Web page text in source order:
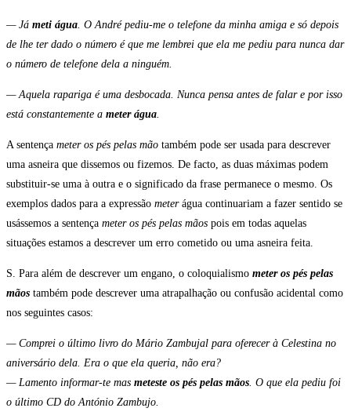
— Já meti água. O André pediu-me o telefone da minha amiga e só depois
de lhe ter dado o número é que me lembrei que ela me pediu para nunca dar
o número de telefone dela a ninguém.
— Aquela rapariga é uma desbocada. Nunca pensa antes de falar e por isso
está constantemente a meter água.
A sentença meter os pés pelas mão também pode ser usada para descrever
uma asneira que dissemos ou fizemos. De facto, as duas máximas podem
substituir-se uma à outra e o significado da frase permanece o mesmo. Os
exemplos dados para a expressão meter água continuariam a fazer sentido se
usássemos a sentença meter os pés pelas mãos pois em todas aquelas
situações estamos a descrever um erro cometido ou uma asneira feita.
S. Para além de descrever um engano, o coloquialismo meter os pés pelas
mãos também pode descrever uma atrapalhação ou confusão acidental como
nos seguintes casos:
— Comprei o último livro do Mário Zambujal para oferecer à Celestina no
aniversário dela. Era o que ela queria, não era?
— Lamento informar-te mas meteste os pés pelas mãos. O que ela pediu foi
o último CD do António Zambujo.